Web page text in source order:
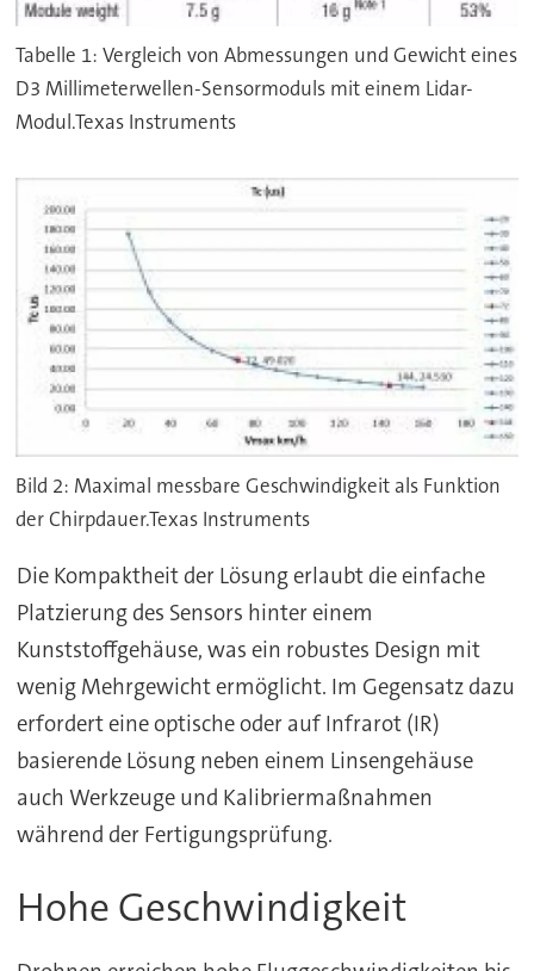
Tabelle 1: Vergleich von Abmessungen und Gewicht eines
D3 Millimeterwellen-Sensormoduls mit einem Lidar-
Modul.Texas Instruments
Bild 2: Maximal messbare Geschwindigkeit als Funktion
der Chirpdauer.Texas Instruments
Die Kompaktheit der Lösung erlaubt die einfache
Platzierung des Sensors hinter einem
Kunststoffgehäuse, was ein robustes Design mit
wenig Mehrgewicht ermöglicht. Im Gegensatz dazu
erfordert eine optische oder auf Infrarot (IR)
basierende Lösung neben einem Linsengehäuse
auch Werkzeuge und Kalibriermaßnahmen
während der Fertigungsprüfung.
Hohe Geschwindigkeit